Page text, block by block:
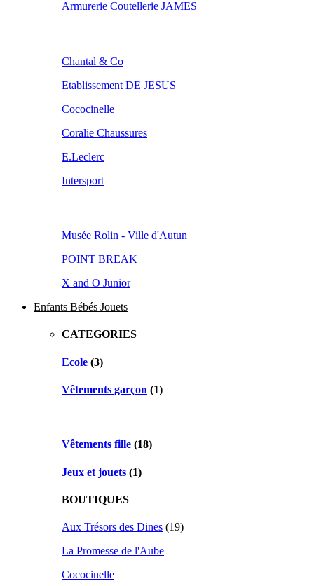
Armurerie Coutellerie JAMES
Chantal & Co
Etablissement DE JESUS
Cococinelle
Coralie Chaussures
E.Leclerc
Intersport
Musée Rolin - Ville d'Autun
POINT BREAK
X and O Junior
Enfants Bébés Jouets
CATEGORIES
Ecole (3)
Vêtements garçon (1)
Vêtements fille (18)
Jeux et jouets (1)
BOUTIQUES
Aux Trésors des Dines (19)
La Promesse de l'Aube
Cococinelle